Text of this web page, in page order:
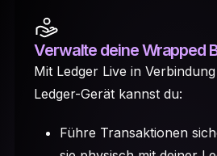
Verwalte deine Wrapped
Mit Ledger Live in
Ledger-Gerät kannst du:
Führe Transaktionen